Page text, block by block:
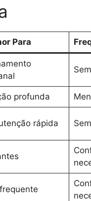
Para
profunda
rápida